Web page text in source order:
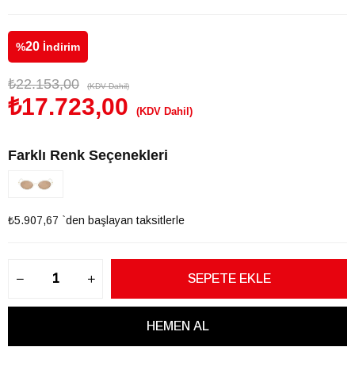
%20 İndirim
₺22.153,00 (KDV Dahil)
₺17.723,00 (KDV Dahil)
Farklı Renk Seçenekleri
₺5.907,67 `den başlayan taksitlerle